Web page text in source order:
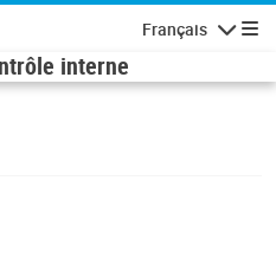
Français
interne